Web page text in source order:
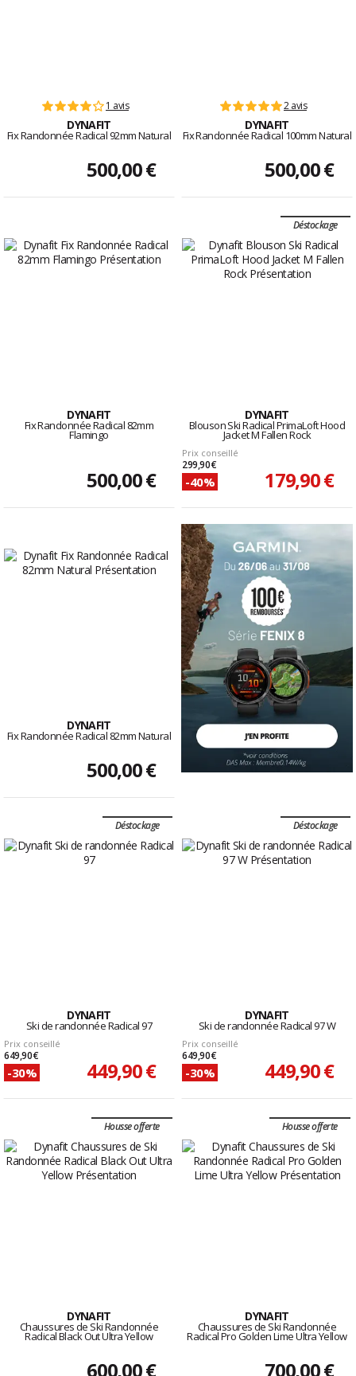
1 avis
DYNAFIT
Fix Randonnée Radical 92mm Natural
500,00 €
2 avis
DYNAFIT
Fix Randonnée Radical 100mm Natural
500,00 €
DYNAFIT
Fix Randonnée Radical 82mm
Flamingo
500,00 €
Déstockage
DYNAFIT
Blouson Ski Radical PrimaLoft Hood
Jacket M Fallen Rock
Prix conseillé
299,90 €
-40% 179,90 €
DYNAFIT
Fix Randonnée Radical 82mm Natural
500,00 €
Déstockage
DYNAFIT
Ski de randonnée Radical 97
Prix conseillé
649,90 €
-30% 449,90 €
Déstockage
DYNAFIT
Ski de randonnée Radical 97 W
Prix conseillé
649,90 €
-30% 449,90 €
Housse offerte
DYNAFIT
Chaussures de Ski Randonnée
Radical Black Out Ultra Yellow
600,00 €
Housse offerte
DYNAFIT
Chaussures de Ski Randonnée
Radical Pro Golden Lime Ultra Yellow
700,00 €